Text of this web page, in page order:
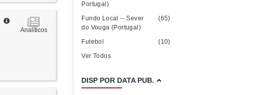
Analíticos
Portugal)
Fundo Local -- Sever
do Vouga (Portugal)
(65)
Futebol
(10)
Ver Todos
DISP POR DATA PUB.